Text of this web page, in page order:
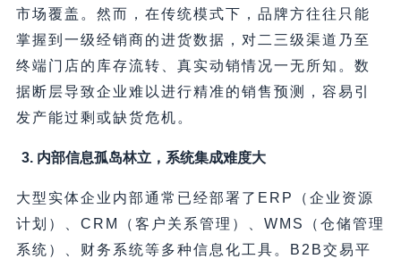
市场覆盖。然而，在传统模式下，品牌方往往只能
掌握到一级经销商的进货数据，对二三级渠道乃至
终端门店的库存流转、真实动销情况一无所知。数
据断层导致企业难以进行精准的销售预测，容易引
发产能过剩或缺货危机。
3. 内部信息孤岛林立，系统集成难度大
大型实体企业内部通常已经部署了ERP（企业资源
计划）、CRM（客户关系管理）、WMS（仓储管理
系统）、财务系统等多种信息化工具。B2B交易平